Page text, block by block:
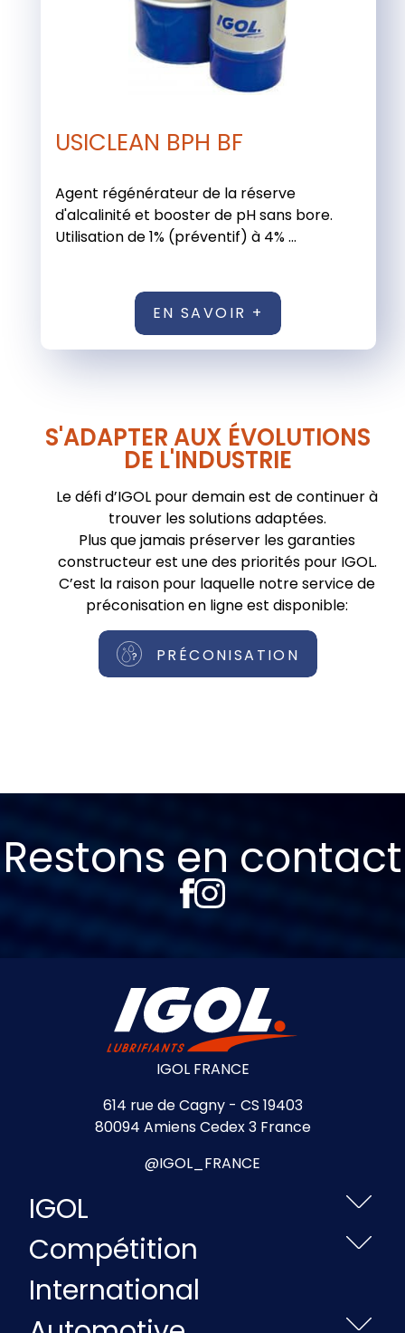
USICLEAN BPH BF
Agent régénérateur de la réserve
d'alcalinité et booster de pH sans bore.
Utilisation de 1% (préventif) à 4% ...
EN SAVOIR +
S'ADAPTER AUX ÉVOLUTIONS
DE L'INDUSTRIE
Le défi d’IGOL pour demain est de continuer à
trouver les solutions adaptées.
Plus que jamais préserver les garanties
constructeur est une des priorités pour IGOL.
C’est la raison pour laquelle notre service de
préconisation en ligne est disponible:
PRÉCONISATION
Restons en contact
IGOL FRANCE
614 rue de Cagny - CS 19403
80094 Amiens Cedex 3 France
@IGOL_FRANCE
IGOL
Compétition
International